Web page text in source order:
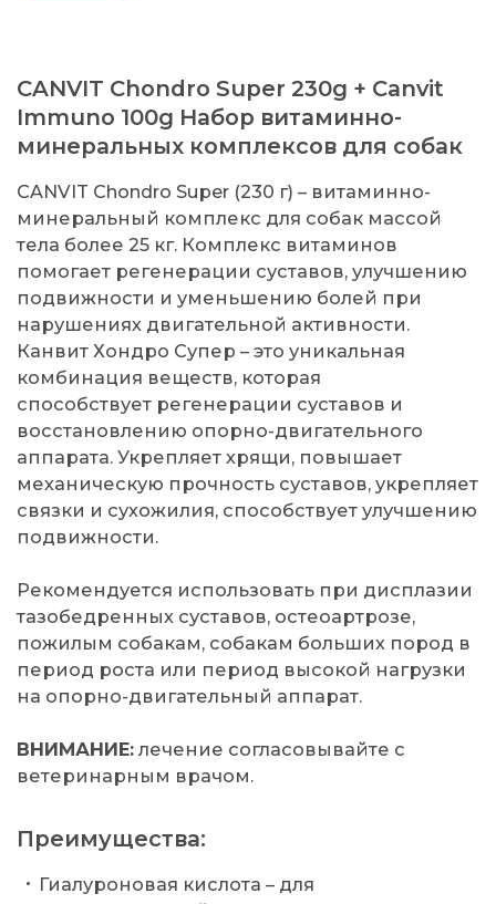
CANVIT Chondro Super 230g + Canvit
Immuno 100g Набор витаминно-
минеральных комплексов для собак
CANVIT Chondro Super (230 г) – витаминно-
минеральный комплекс для собак массой
тела более 25 кг. Комплекс витаминов
помогает регенерации суставов, улучшению
подвижности и уменьшению болей при
нарушениях двигательной активности.
Канвит Хондро Супер – это уникальная
комбинация веществ, которая
способствует регенерации суставов и
восстановлению опорно-двигательного
аппарата. Укрепляет хрящи, повышает
механическую прочность суставов, укрепляет
связки и сухожилия, способствует улучшению
подвижности.
Рекомендуется использовать при дисплазии
тазобедренных суставов, остеоартрозе,
пожилым собакам, собакам больших пород в
период роста или период высокой нагрузки
на опорно-двигательный аппарат.
ВНИМАНИЕ: лечение согласовывайте с
ветеринарным врачом.
Преимущества:
Гиалуроновая кислота – для